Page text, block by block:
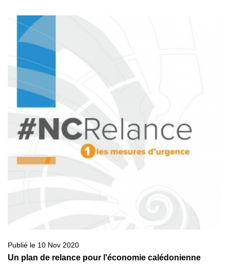
Publié le 10 Nov 2020
Un plan de relance pour l'économie calédonienne